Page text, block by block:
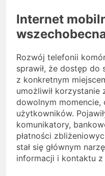
Internet
Rozwój telefonii
sprawił, że dostęp do
z konkretnym
umożliwił korzystanie
dowolnym momencie,
użytkowników.
komunikatory,
płatności
stał się głównym
informacji i kontaktu z